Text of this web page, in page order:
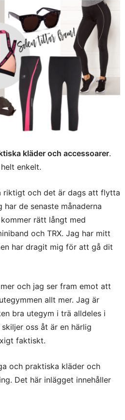
kläder och accessoarer.
enkelt.
riktigt och det är dags att flytta
de senaste månaderna
rätt långt med
och TRX. Jag har mitt
har dragit mig för att gå dit
och jag ser fram emot att
allt mer. Jag är
bra utegym i trä alldeles i
oss åt är en härlig
faktiskt.
och praktiska kläder och
Det här inlägget innehåller